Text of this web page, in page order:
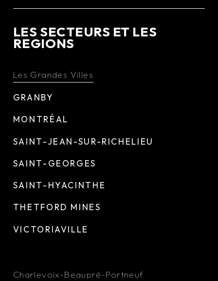
LES SECTEURS ET LES
REGIONS
Les Grandes Villes
GRANBY
MONTRÉAL
SAINT-JEAN-SUR-RICHELIEU
SAINT-GEORGES
SAINT-HYACINTHE
THETFORD MINES
VICTORIAVILLE
Charlevoix-Beaupré-Portneuf